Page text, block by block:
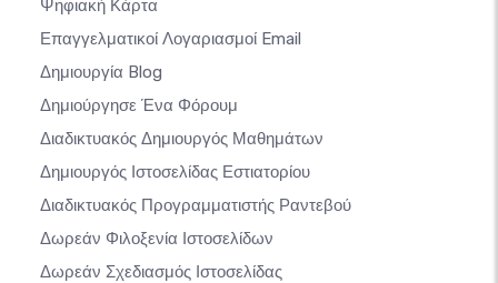
Ψηφιακή Κάρτα
Επαγγελματικοί Λογαριασμοί Email
Δημιουργία Blog
Δημιούργησε Ένα Φόρουμ
Διαδικτυακός Δημιουργός Μαθημάτων
Δημιουργός Ιστοσελίδας Εστιατορίου
Διαδικτυακός Προγραμματιστής Ραντεβού
Δωρεάν Φιλοξενία Ιστοσελίδων
Δωρεάν Σχεδιασμός Ιστοσελίδας